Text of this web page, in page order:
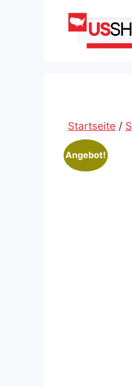
Startseite /
Angebot!